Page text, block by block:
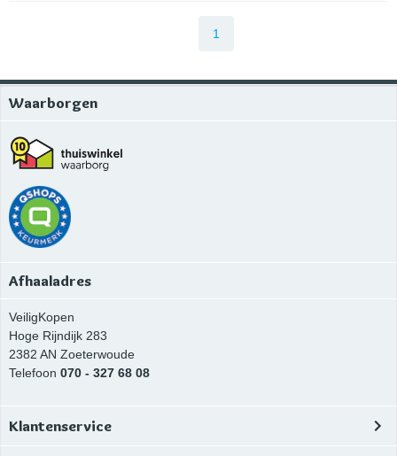
1
Waarborgen
Afhaaladres
VeiligKopen
Hoge Rijndijk 283
2382 AN Zoeterwoude
Telefoon 070 - 327 68 08
Klantenservice